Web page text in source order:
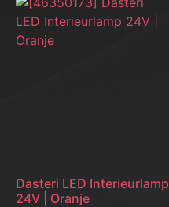
Dasteri LED Interieurlamp
24V | Oranje